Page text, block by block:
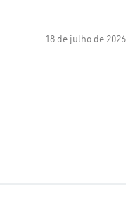
18 de julho de 2026